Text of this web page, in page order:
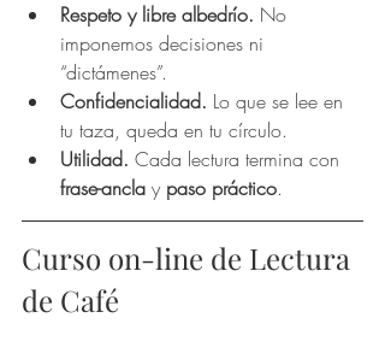
Respeto y libre albedrío. No
imponemos decisiones ni
“dictámenes”.
Confidencialidad. Lo que se lee en
tu taza, queda en tu círculo.
Utilidad. Cada lectura termina con
frase-ancla y paso práctico.
Curso on-line de Lectura
de Café